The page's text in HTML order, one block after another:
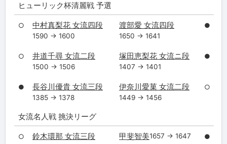
ヒューリック杯清麗戦 予選
○ 中村真梨花 女流四段
1590 → 1600
渡部愛 女流四段
1650 → 1641
●
○ 井道千尋 女流二段
1500 → 1506
塚田恵梨花 女流ニ段
1407 → 1401
●
● 長谷川優貴 女流三段
1385 → 1378
伊奈川愛菓 女流二段
1449 → 1456
○
女流名人戦 挑決リーグ
○ 鈴木環那 女流三段 甲斐智美1657 → 1647 ●